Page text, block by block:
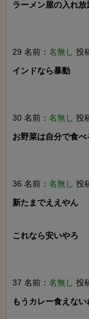
ラーメン屋の入れ
29 名前： 名無し 投
インドなら暴動
30 名前： 名無し 投
お野菜は自分で食
36 名前： 名無し 投
新たまでええやん
これなら安いやろ
37 名前： 名無し 投
もうカレー食えない